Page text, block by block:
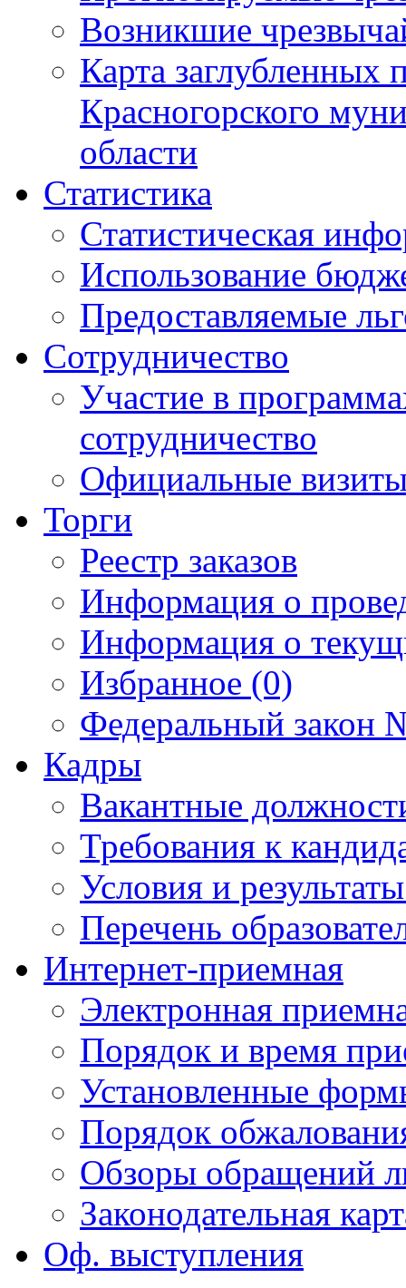
Возникшие
Карта
Красногорского
области
Статистика
Статистическая
Использование
Предоставляемые
Сотрудничество
Участие в
сотрудничество
Официальные
Торги
Реестр заказов
Информация о
Информация о
Избранное (0)
Федеральный закон
Кадры
Вакантные
Требования к
Условия и
Перечень
Интернет-приемная
Электронная
Порядок и время
Установленные
Порядок
Обзоры обращений
Законодательная
Оф. выступления